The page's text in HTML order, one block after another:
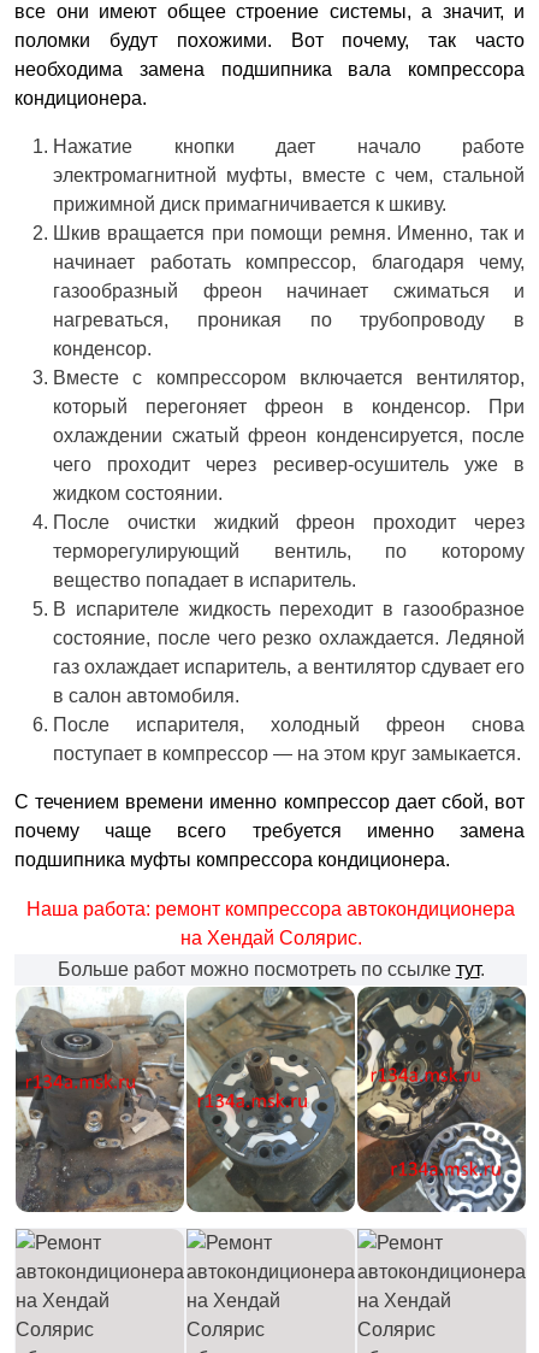
все они имеют общее строение системы, а значит, и
поломки будут похожими. Вот почему, так часто
необходима замена подшипника вала компрессора
кондиционера.
Нажатие кнопки дает начало работе
электромагнитной муфты, вместе с чем, стальной
прижимной диск примагничивается к шкиву.
Шкив вращается при помощи ремня. Именно, так и
начинает работать компрессор, благодаря чему,
газообразный фреон начинает сжиматься и
нагреваться, проникая по трубопроводу в
конденсор.
Вместе с компрессором включается вентилятор,
который перегоняет фреон в конденсор. При
охлаждении сжатый фреон конденсируется, после
чего проходит через ресивер-осушитель уже в
жидком состоянии.
После очистки жидкий фреон проходит через
терморегулирующий вентиль, по которому
вещество попадает в испаритель.
В испарителе жидкость переходит в газообразное
состояние, после чего резко охлаждается. Ледяной
газ охлаждает испаритель, а вентилятор сдувает его
в салон автомобиля.
После испарителя, холодный фреон снова
поступает в компрессор — на этом круг замыкается.
С течением времени именно компрессор дает сбой, вот
почему чаще всего требуется именно замена
подшипника муфты компрессора кондиционера.
Наша работа: ремонт компрессора автокондиционера
на Хендай Солярис.
Больше работ можно посмотреть по ссылке тут.